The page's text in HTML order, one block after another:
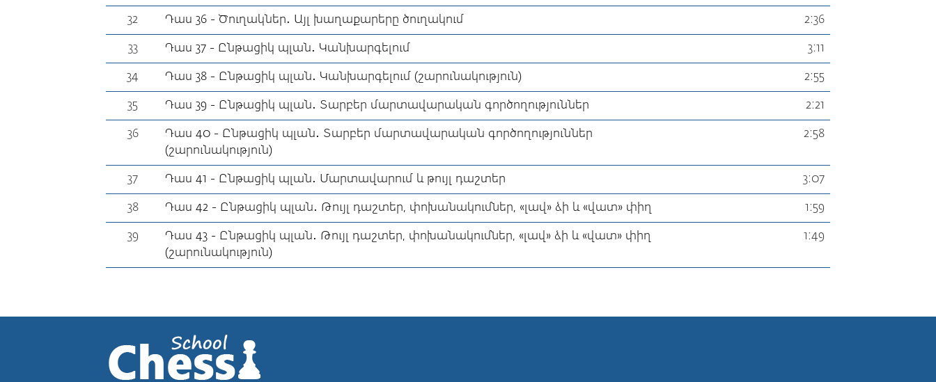
32 Դաս 36 - Ծուղակներ․ Այլ խաղաքարերը ծուղակում 2:36
33 Դաս 37 - Ընթացիկ պլան․ Կանխարգելում 3:11
34 Դաս 38 - Ընթացիկ պլան․ Կանխարգելում (շարունակություն) 2:55
35 Դաս 39 - Ընթացիկ պլան․ Տարբեր մարտավարական գործողություններ 2:21
36
Դաս 40 - Ընթացիկ պլան․ Տարբեր մարտավարական գործողություններ
(շարունակություն)
2:58
37 Դաս 41 - Ընթացիկ պլան․ Մարտավարում և թույլ դաշտեր 3:07
38 Դաս 42 - Ընթացիկ պլան․ Թույլ դաշտեր, փոխանակումներ, «լավ» ձի և «վատ» փիղ 1:59
39
Դաս 43 - Ընթացիկ պլան․ Թույլ դաշտեր, փոխանակումներ, «լավ» ձի և «վատ» փիղ
(շարունակություն)
1:49